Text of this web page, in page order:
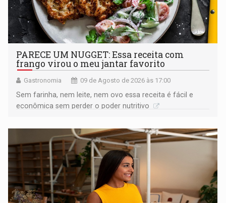
PARECE UM NUGGET: Essa receita com
frango virou o meu jantar favorito
Gastronomia 09 de Agosto de 2026 às 17:00
Sem farinha, nem leite, nem ovo essa receita é fácil e
econômica sem perder o poder nutritivo